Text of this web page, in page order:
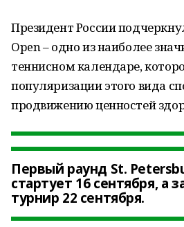
Президент России
Open – одно из наиболее
теннисном календаре,
популяризации этого вида
продвижению ценностей
Первый раунд St.
стартует 16 сентября, а
турнир 22 сентября.